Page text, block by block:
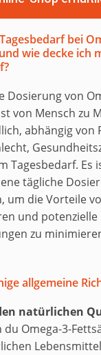
bei
wie decke ich
Dosierung von
von Mensch zu
abhängig von
Tagesbedarf. Es
tägliche
um die Vorteile
und potenzielle
zu
allgemeine
natürlichen
du Omega-3-